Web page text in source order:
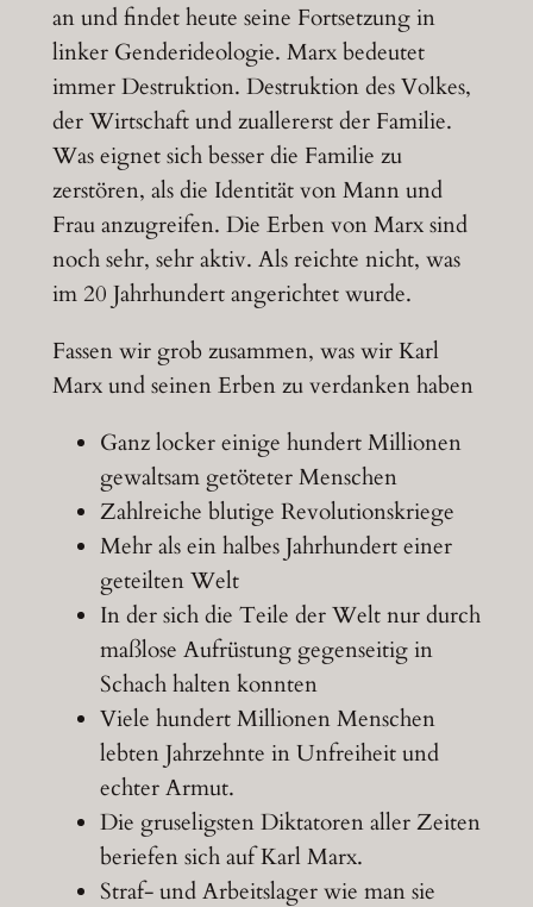
an und findet heute seine Fortsetzung in
linker Genderideologie. Marx bedeutet
immer Destruktion. Destruktion des Volkes,
der Wirtschaft und zuallererst der Familie.
Was eignet sich besser die Familie zu
zerstören, als die Identität von Mann und
Frau anzugreifen. Die Erben von Marx sind
noch sehr, sehr aktiv. Als reichte nicht, was
im 20 Jahrhundert angerichtet wurde.
Fassen wir grob zusammen, was wir Karl
Marx und seinen Erben zu verdanken haben
Ganz locker einige hundert Millionen
gewaltsam getöteter Menschen
Zahlreiche blutige Revolutionskriege
Mehr als ein halbes Jahrhundert einer
geteilten Welt
In der sich die Teile der Welt nur durch
maßlose Aufrüstung gegenseitig in
Schach halten konnten
Viele hundert Millionen Menschen
lebten Jahrzehnte in Unfreiheit und
echter Armut.
Die gruseligsten Diktatoren aller Zeiten
beriefen sich auf Karl Marx.
Straf- und Arbeitslager wie man sie